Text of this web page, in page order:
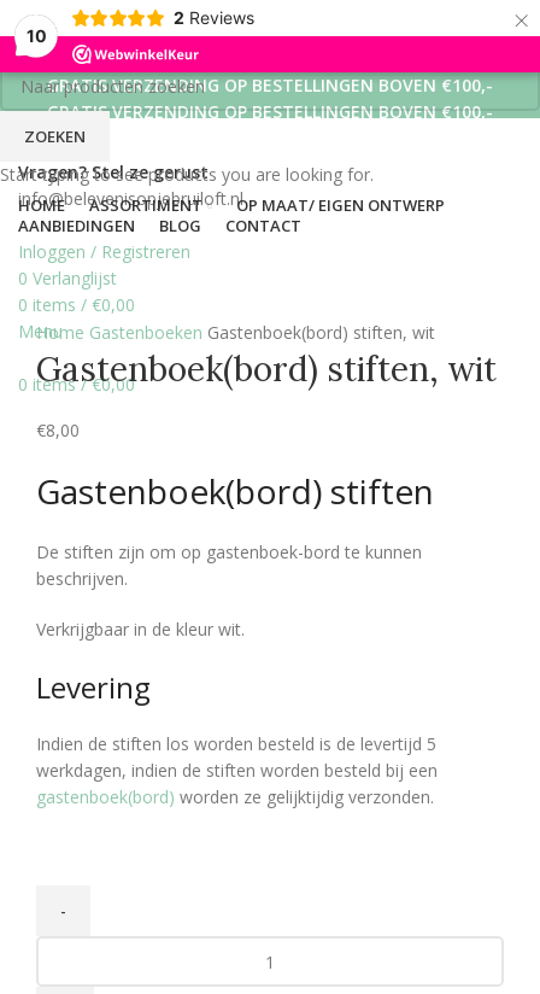
10
2 Reviews ×
GRATIS VERZENDING OP BESTELLINGEN BOVEN €100,-
GRATIS VERZENDING OP BESTELLINGEN BOVEN €100,-
GRATIS VERZENDING OP BESTELLINGEN BOVEN €100,-
Vragen? Stel ze gerust
info@belevenisopjebruiloft.nl
Inloggen / Registreren
0 Verlanglijst
0 items / €0,00
Menu
0 items / €0,00
HOME ASSORTIMENT
OP MAAT/ EIGEN ONTWERP
AANBIEDINGEN
BLOG CONTACT
Click to enlarge
Home Gastenboeken Gastenboek(bord) stiften, wit
Gastenboek(bord) stiften, wit
€8,00
Gastenboek(bord) stiften
De stiften zijn om op gastenboek-bord te kunnen
beschrijven.
Verkrijgbaar in de kleur wit.
Levering
Indien de stiften los worden besteld is de levertijd 5
werkdagen, indien de stiften worden besteld bij een
gastenboek(bord) worden ze gelijktijdig verzonden.
ZOEKEN
Start typing to see products you are looking for.